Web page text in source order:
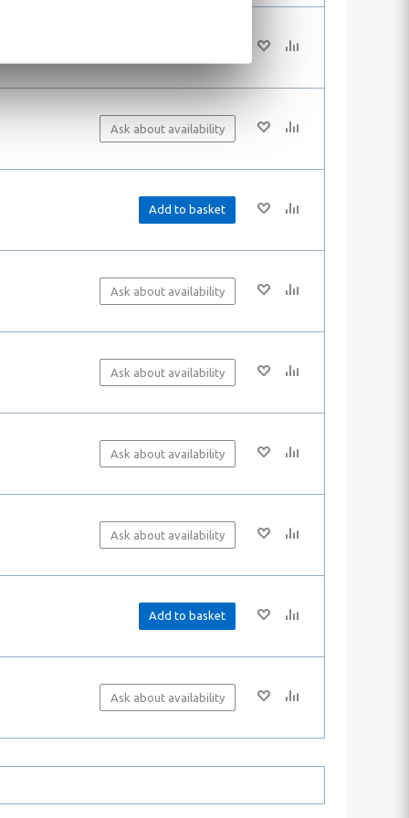
Ask about availability
Add to basket
Ask about availability
Ask about availability
Ask about availability
Ask about availability
Add to basket
Ask about availability